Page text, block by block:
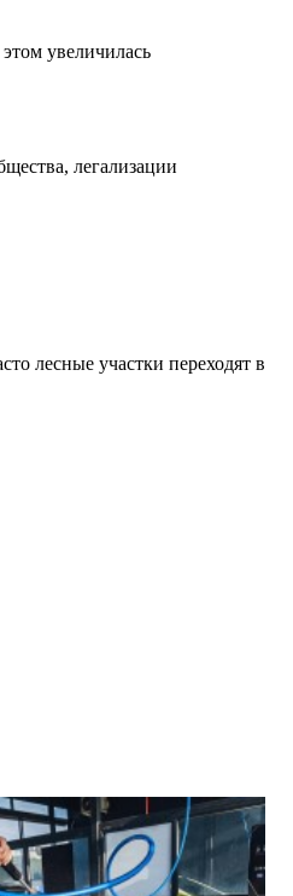
увеличилась
легализации
лесные участки переходят в